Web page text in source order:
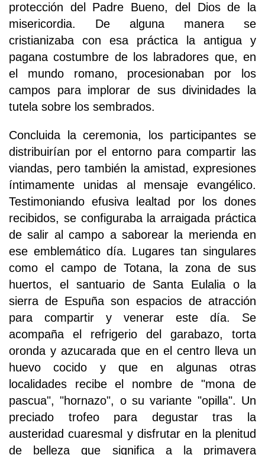
protección del Padre Bueno, del Dios de la
misericordia. De alguna manera se
cristianizaba con esa práctica la antigua y
pagana costumbre de los labradores que, en
el mundo romano, procesionaban por los
campos para implorar de sus divinidades la
tutela sobre los sembrados.
Concluida la ceremonia, los participantes se
distribuirían por el entorno para compartir las
viandas, pero también la amistad, expresiones
íntimamente unidas al mensaje evangélico.
Testimoniando efusiva lealtad por los dones
recibidos, se configuraba la arraigada práctica
de salir al campo a saborear la merienda en
ese emblemático día. Lugares tan singulares
como el campo de Totana, la zona de sus
huertos, el santuario de Santa Eulalia o la
sierra de Espuña son espacios de atracción
para compartir y venerar este día. Se
acompaña el refrigerio del garabazo, torta
oronda y azucarada que en el centro lleva un
huevo cocido y que en algunas otras
localidades recibe el nombre de "mona de
pascua", "hornazo", o su variante "opilla". Un
preciado trofeo para degustar tras la
austeridad cuaresmal y disfrutar en la plenitud
de belleza que significa a la primavera